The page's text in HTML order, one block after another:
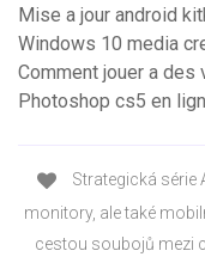
Mise a jour android
Windows 10 media
Comment jouer a des
Photoshop cs5 en
Strategická série
monitory, ale také
cestou soubojů mezi